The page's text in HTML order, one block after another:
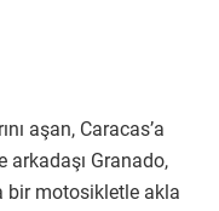
aşan, Caracas’a
arkadaşı Granado,
bir motosikletle akla